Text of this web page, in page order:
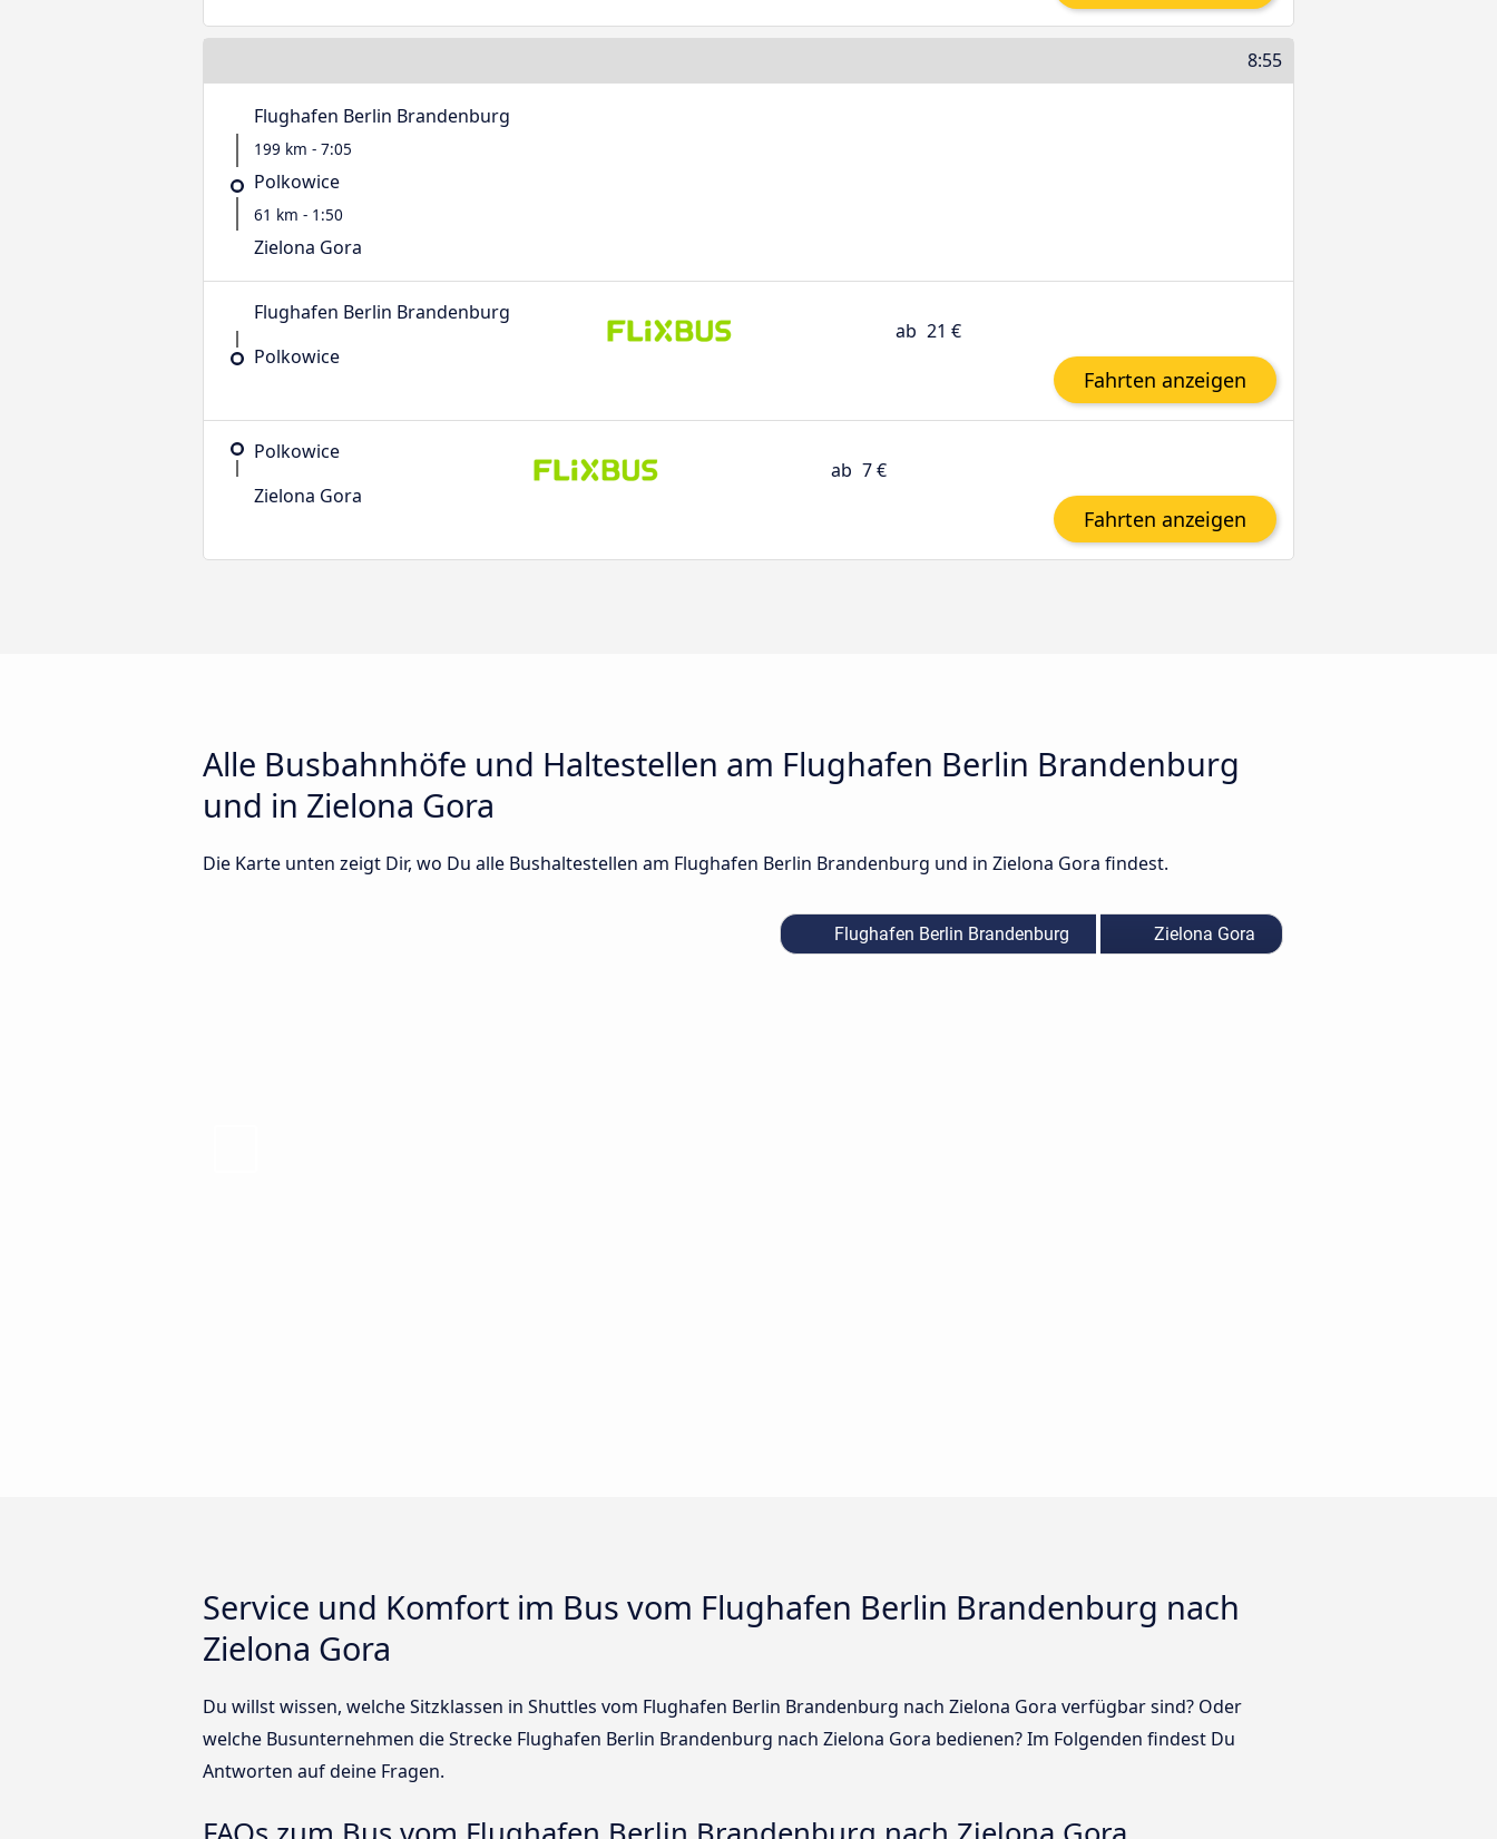
8:55
Flughafen Berlin Brandenburg
199 km - 7:05
Polkowice
61 km - 1:50
Zielona Gora
Flughafen Berlin Brandenburg
Polkowice
ab 21 €
Fahrten anzeigen
Polkowice
Zielona Gora
ab 7 €
Fahrten anzeigen
Alle Busbahnhöfe und Haltestellen am Flughafen Berlin Brandenburg
und in Zielona Gora
Die Karte unten zeigt Dir, wo Du alle Bushaltestellen am Flughafen Berlin Brandenburg und in Zielona Gora findest.
Flughafen Berlin Brandenburg Zielona Gora
Service und Komfort im Bus vom Flughafen Berlin Brandenburg nach
Zielona Gora
Du willst wissen, welche Sitzklassen in Shuttles vom Flughafen Berlin Brandenburg nach Zielona Gora verfügbar sind? Oder
welche Busunternehmen die Strecke Flughafen Berlin Brandenburg nach Zielona Gora bedienen? Im Folgenden findest Du
Antworten auf deine Fragen.